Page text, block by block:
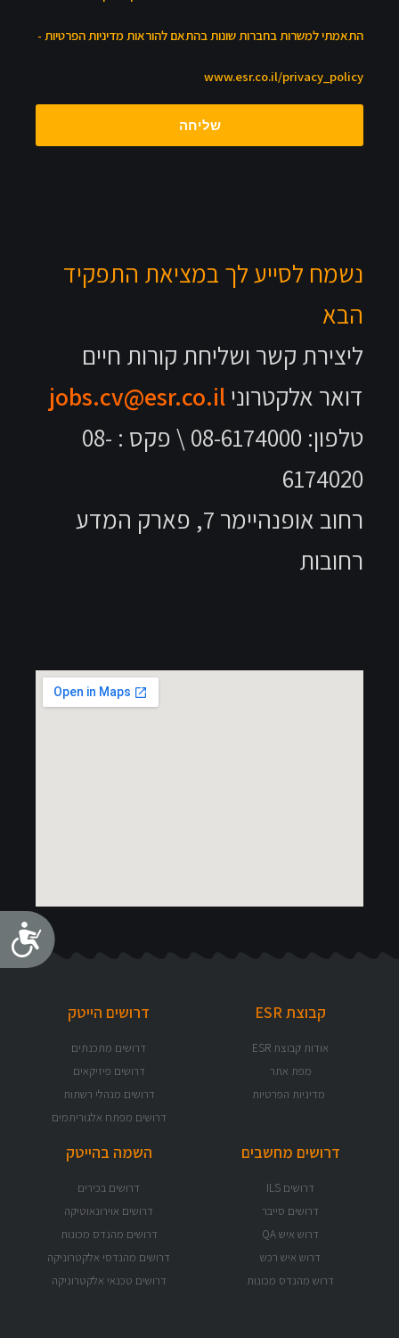
התאמתי למשרות בחברות שונות בהתאם להוראות מדיניות הפרטיות -
www.esr.co.il/privacy_policy
שליחה
נשמח לסייע לך במציאת התפקיד
הבא
ליצירת קשר ושליחת קורות חיים
דואר אלקטרוניjobs.cv@esr.co.il
טלפון: 08-6174000 \ פקס : 08-
6174020
רחוב אופנהיימר 7, פארק המדע
רחובות
קבוצת ESR
אודות קבוצת ESR
מפת אתר
מדיניות הפרטיות
דרושים הייטק
דרושים מתכנתים
דרושים פיזיקאים
דרושים מנהלי רשתות
דרושים מפתח אלגוריתמים
דרושים מחשבים
דרושים ILS
דרושים סייבר
דרוש איש QA
דרוש איש רכש
דרוש מהנדס מכונות
השמה בהייטק
דרושים בכירים
דרושים אוירונאוטיקה
דרושים מהנדס מכונות
דרושים מהנדסי אלקטרוניקה
דרושים טכנאי אלקטרוניקה